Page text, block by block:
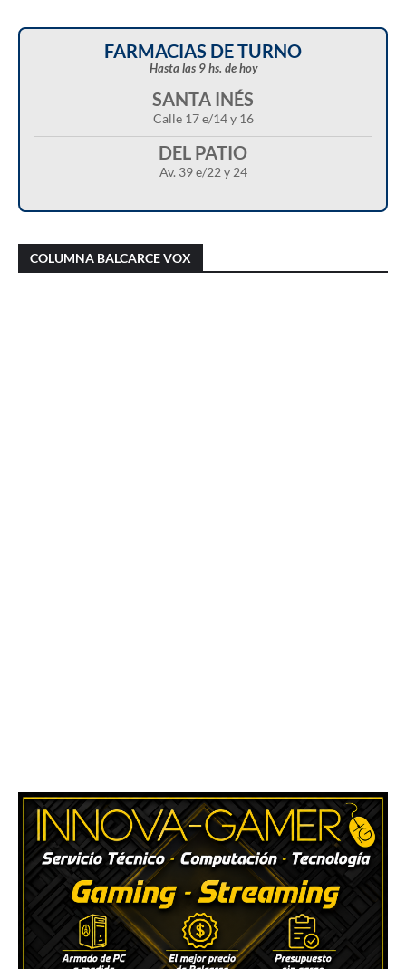
FARMACIAS DE TURNO
Hasta las 9 hs. de hoy
SANTA INÉS
Calle 17 e/14 y 16
DEL PATIO
Av. 39 e/22 y 24
COLUMNA BALCARCE VOX
que se conozca la carga horaria de cada
médico/a municipal
cuestionó el proyecto de reforma de la Ley de
Tierras y advirtió sobre una “entrega total”